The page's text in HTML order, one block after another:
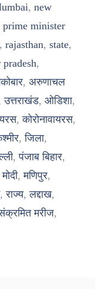
, new
prime minister
, rajasthan, state,
pradesh,
, अरुणाचल
उत्तराखंड, ओडिशा,
,कोरोनावायरस,
,जिला,
,पंजाब बिहार,
,मणिपुर,
,राज्य,लद्दाख,
मरीज,